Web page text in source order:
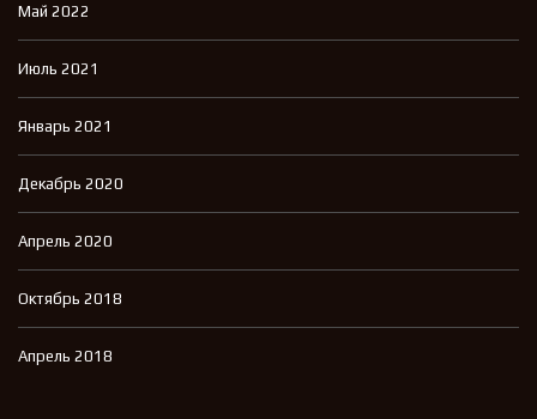
Май 2022
Июль 2021
Январь 2021
Декабрь 2020
Апрель 2020
Октябрь 2018
Апрель 2018